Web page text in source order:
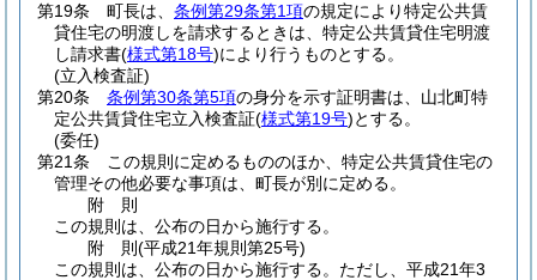
第19条
町長は、 条例第29条第1項の規定により特定公共賃
貸住宅の明渡しを請求するときは、特定公共賃貸住宅明渡
し請求書(様式第18号)により行うものとする。
(立入検査証)
第20条
条例第30条第5項の身分を示す証明書は、山北町特
定公共賃貸住宅立入検査証(様式第19号)とする。
(委任)
第21条
この規則に定めるもののほか、特定公共賃貸住宅の
管理その他必要な事項は、町長が別に定める。
附 則
この規則は、公布の日から施行する。
附 則(平成21年規則第25号)
この規則は、公布の日から施行する。 ただし、平成21年3